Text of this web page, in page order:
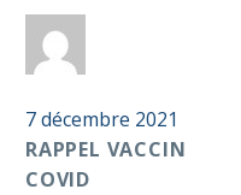
7 décembre 2021
RAPPEL VACCIN
COVID